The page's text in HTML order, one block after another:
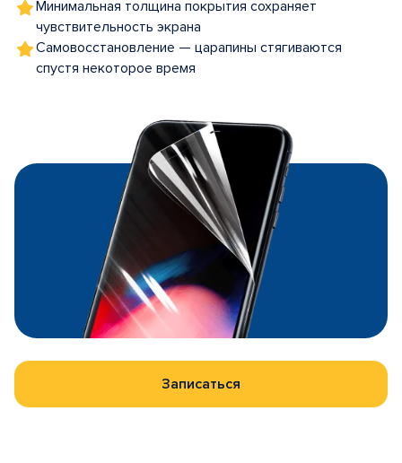
Минимальная толщина покрытия сохраняет
чувствительность экрана
Самовосстановление — царапины стягиваются
спустя некоторое время
Записаться